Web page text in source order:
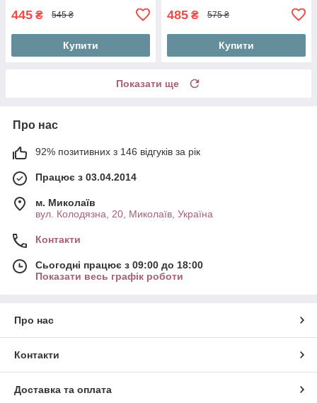
445 ₴ 545 ₴
Купити
485 ₴ 575 ₴
Купити
Показати ще
Про нас
92% позитивних з 146 відгуків за рік
Працює з 03.04.2014
м. Миколаїв
вул. Колодязна, 20, Миколаїв, Україна
Контакти
Сьогодні працює з 09:00 до 18:00
Показати весь графік роботи
Про нас
Контакти
Доставка та оплата